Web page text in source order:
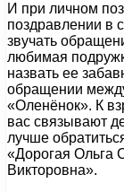
И при личном
поздравлении в
звучать
любимая
назвать ее
обращении
«Оленёнок». К
вас связывают
лучше
«Дорогая Ольга
Викторовна».